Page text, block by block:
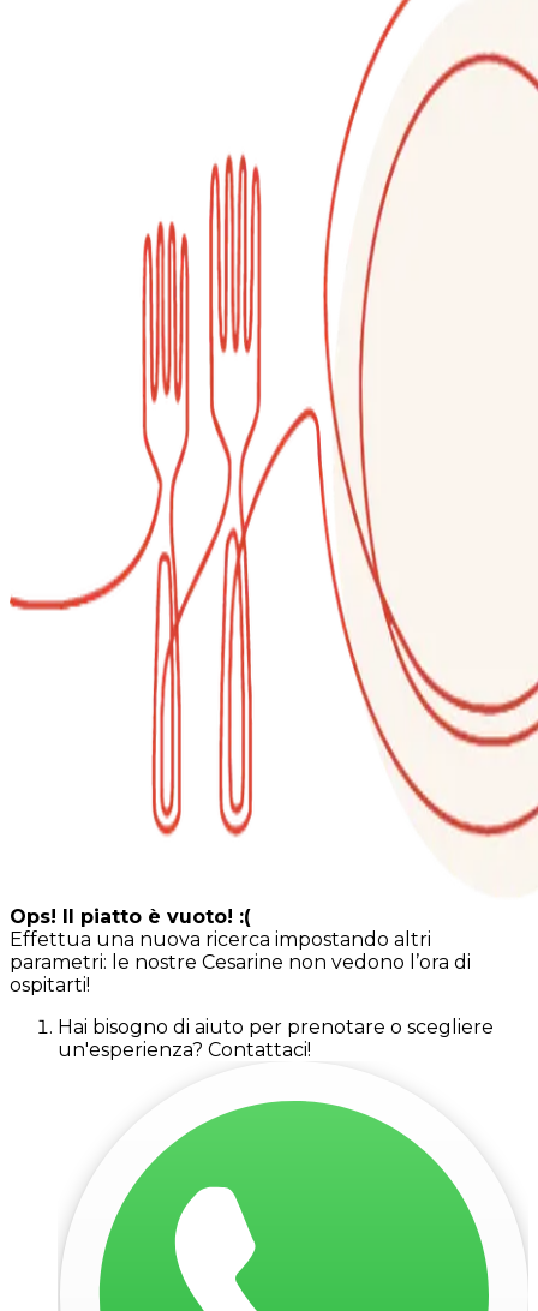
Ops! Il piatto è vuoto! :(
Effettua una nuova ricerca impostando altri
parametri: le nostre Cesarine non vedono l’ora di
ospitarti!
Hai bisogno di aiuto per prenotare o scegliere
un'esperienza? Contattaci!